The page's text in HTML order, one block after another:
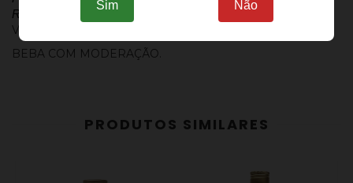
Registro no mapa n°: PR002468-6.000001.
VENDA PROIBIDA PARA MENORES DE 18 ANOS.
BEBA COM MODERAÇÃO.
PRODUTOS SIMILARES
Sim Não